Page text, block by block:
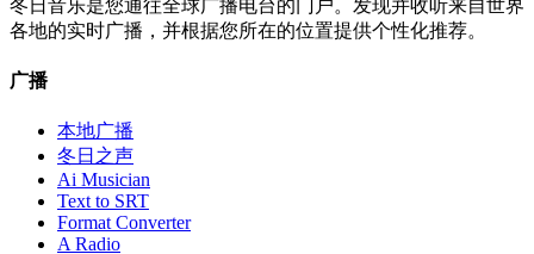
冬日音乐是您通往全球广播电台的门户。发现并收听来自世界
各地的实时广播，并根据您所在的位置提供个性化推荐。
广播
本地广播
冬日之声
Ai Musician
Text to SRT
Format Converter
A Radio